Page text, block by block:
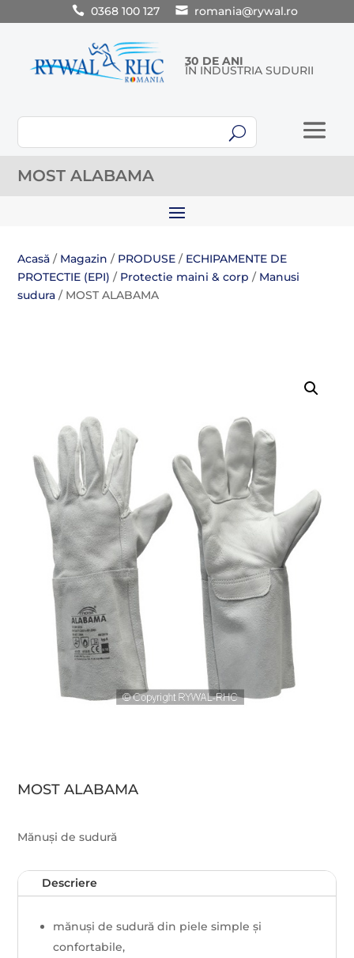
0368 100 127 romania@rywal.ro
30 DE ANI
ÎN INDUSTRIA SUDURII
U
MOST ALABAMA
Acasă / Magazin / PRODUSE / ECHIPAMENTE DE
PROTECTIE (EPI) / Protectie maini & corp / Manusi
sudura / MOST ALABAMA
MOST ALABAMA
Mănuși de sudură
Descriere
mănuși de sudură din piele simple și
confortabile,